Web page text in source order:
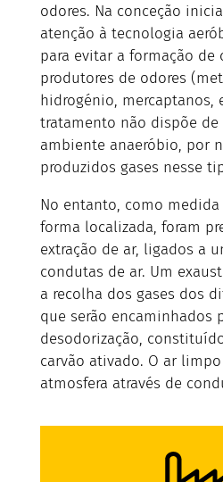
odores. Na conceção
atenção à tecnologia
para evitar a formação de
produtores de odores
hidrogénio, mercaptanos,
tratamento não dispõe de
ambiente anaeróbio, por
produzidos gases nesse
No entanto, como medida
forma localizada, foram
extração de ar, ligados a
condutas de ar. Um
a recolha dos gases dos
que serão encaminhados
desodorização,
carvão ativado. O ar
atmosfera através de